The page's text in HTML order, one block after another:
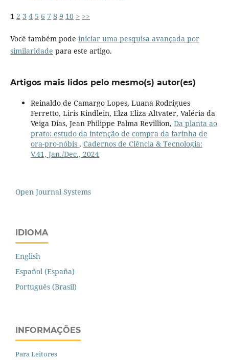
1 2 3 4 5 6 7 8 9 10 > >>
Você também pode iniciar uma pesquisa avançada por
similaridade para este artigo.
Artigos mais lidos pelo mesmo(s) autor(es)
Reinaldo de Camargo Lopes, Luana Rodrigues
Ferretto, Liris Kindlein, Elza Eliza Altvater, Valéria da
Veiga Dias, Jean Philippe Palma Revillion, Da planta ao
prato: estudo da intenção de compra da farinha de
ora-pro-nóbis , Cadernos de Ciência & Tecnologia:
V.41, Jan./Dec., 2024
Open Journal Systems
IDIOMA
English
Español (España)
Português (Brasil)
INFORMAÇÕES
Para Leitores